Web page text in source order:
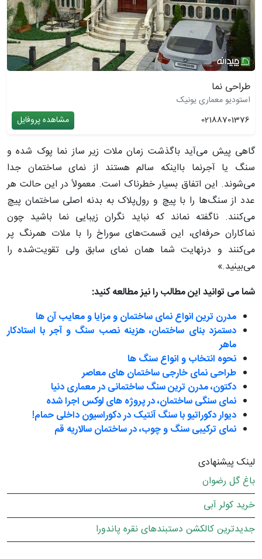
طراحی نما
استودیو معماری یونیک
02188701376
مشاهده پروفایل
گاهی پیش می‌آید باگذشت زمان ملات زیر ساز نما پوک شده و
سنگ یا آجرنما بااینکه سالم هستند از نمای ساختمان جدا
می‌شوند. این اتفاق بسیار خطرناک است. معمولاً در این حالت هر
عدد از سنگ‌ها را با پیچ و رول‌پلاک به بدنه اصلی ساختمان پیچ
می‌کنند. ناگفته نماند که نباید نگران زیبایی نما باشید چون
نماکاران حرفه‌ای، این قسمت‌های سوراخ را با ملات همرنگ پر
می‌کنند و درنهایت شما همان نمای سابق ولی تقویت‌شده را
می‌بینید.»
شما می توانید این مطالب را نیز مطالعه کنید:
مدرن ترین انواع نمای ساختمان و مزایا و معایب آن ها
دستمزد بنای ساختمان، هزینه نصب سنگ و آجر با استادکار
ماهر
نحوه انتخاب و انواع سنگ ها
طراحی نمای خارجی ساختمان های معاصر
دکتون، مدرن ترین سنگ ساختمانی در معماری دنیا
نمای سنگی ساختمان، در پروژه های لوکس اجرا شده
دیوار دکوراتیو با سنگ آنتیک در دکوراسیون داخلی حمام!
نمای ترکیبی سنگ و چوب، در ساختمان سالاریه قم
لینک پیشنهادی
باغ گل رضوان
خرید کولر آبی
جدیدترین کالکشن دستبندهای نقره پاندورا